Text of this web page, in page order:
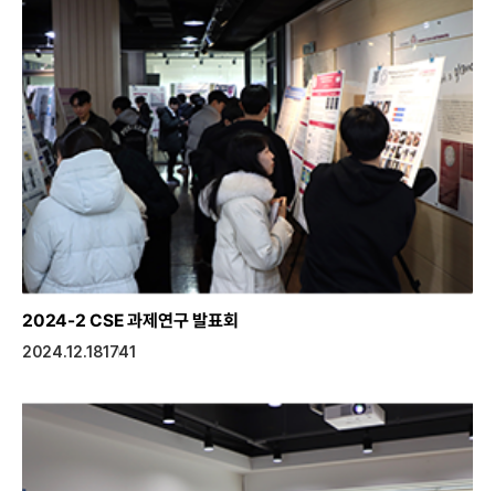
2024-2 CSE 과제연구 발표회
2024.12.181741